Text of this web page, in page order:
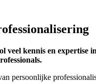
veel kennis en
persoonlijke